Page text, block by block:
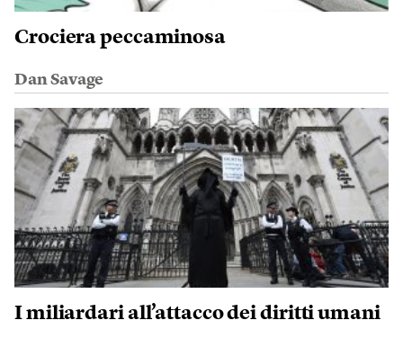
Crociera peccaminosa
Dan Savage
I miliardari all’attacco dei diritti umani